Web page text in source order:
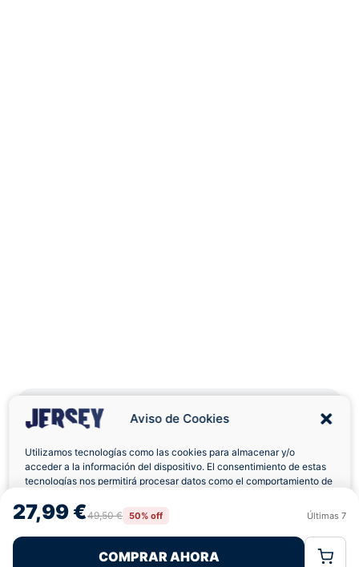
Aviso de Cookies
Utilizamos tecnologías como las cookies para almacenar y/o
acceder a la información del dispositivo. El consentimiento de estas
tecnologías nos permitirá procesar datos como el comportamiento de
retirar el consentimiento, puede afectar negativamente a ciertas
características y funciones.
Rechazar
Política de CookiesPolítica de Privacidad
27,99 €49,50 € 50% off Últimas 7
COMPRAR AHORA
Envíos a Domicilio Devolución 7 Días
Pagos 100% Seguros Ofertas Sin Límites